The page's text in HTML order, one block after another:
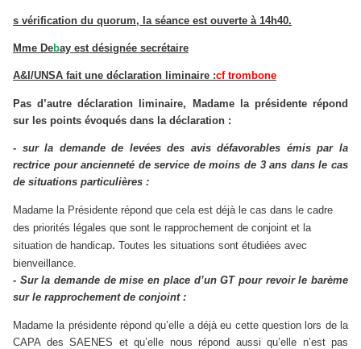
s vérification du quorum, la séance est ouverte à 14h40.
Mme Debay est désignée secrétaire
A&I/UNSA fait une déclaration liminaire :cf trombone
Pas d’autre déclaration liminaire, Madame la présidente répond
sur les points évoqués dans la déclaration :
- surla demande de levées des avis défavorables émis par la
rectrice pour ancienneté de service de moins de 3 ans dans le cas
de situations particulières :
Madame la Présidente répond que cela est déjà le cas dans le cadre
des priorités légales que sont le rapprochement de conjoint et la
situation de handicap. Toutes les situations sont étudiées avec
bienveillance.
- Sur la demande de mise en place d’un GT pour revoir le barème
sur le rapprochement de conjoint :
Madame la présidente répond qu’elle a déjà eu cette question lors de la
CAPA des SAENES et qu’elle nous répond aussi qu’elle n’est pas